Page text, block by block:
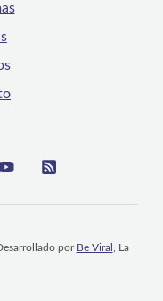
por Be Viral , La